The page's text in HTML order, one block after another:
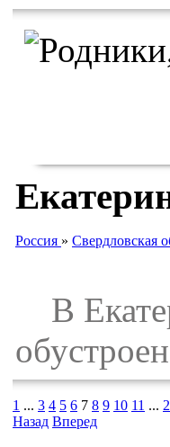
Россия » Свердловская
В
1 ... 3 4 5 6 7 8 9 10 11 ...
Назад Вперед